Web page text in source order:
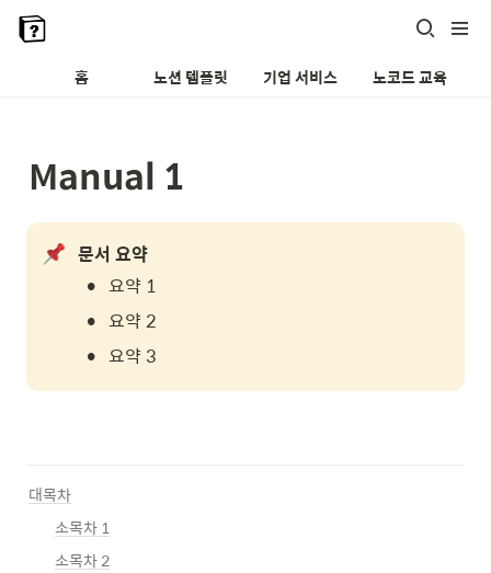
홈 노션 템플릿 기업 서비스 노코드 교육
Manual 1
문서 요약
• 요약 1
• 요약 2
• 요약 3
대목차
소목차 1
소목차 2